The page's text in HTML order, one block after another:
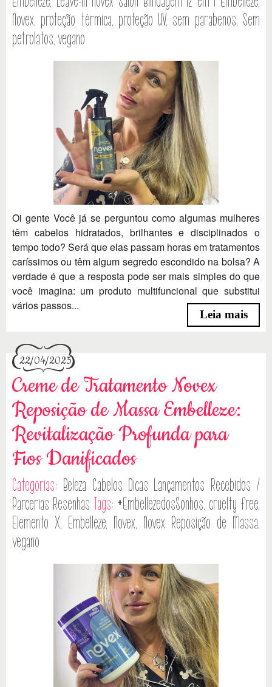
Novex, proteção térmica, proteção UV, sem parabenos, Sem
petrolatos,vegano
Oi gente Você já se perguntou como algumas mulheres
têm cabelos hidratados, brilhantes e disciplinados o
tempo todo? Será que elas passam horas em tratamentos
caríssimos ou têm algum segredo escondido na bolsa? A
verdade é que a resposta pode ser mais simples do que
você imagina: um produto multifuncional que substitui
vários passos...
Leia mais
22/04/2025
Creme de Tratamento Novex
Reposição de Massa Embelleze:
Revitalização Profunda para
Fios Danificados
Categorias: Beleza Cabelos Dicas Lançamentos Recebidos /
Parcerias Resenhas Tags: #EmbellezedosSonhos, cruelty free,
Elemento X, Embelleze, Novex, Novex Reposição de Massa,
vegano